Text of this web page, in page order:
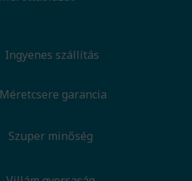
Ingyenes szállítás
Méretcsere garancia
Szuper minőség